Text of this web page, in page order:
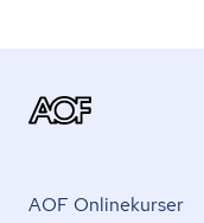
AOF Onlinekurser